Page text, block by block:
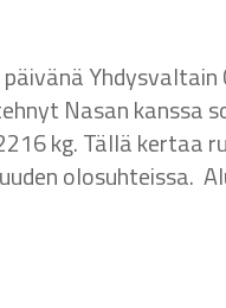
Yhdysvaltain
Nasan kanssa
kg. Tällä kertaa
olosuhteissa.